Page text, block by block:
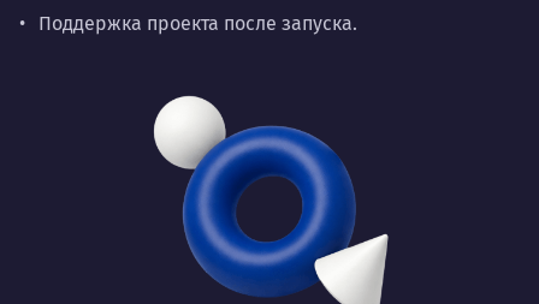
Поддержка проекта после запуска.